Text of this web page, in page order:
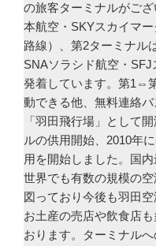
の旅客ターミナルがご
本航空・SKYスカイマ
路線）、第2ターミナル
SNAソラシド航空・
発着しています。第1⇔
動できる他、無料連絡
「羽田飛行場」として
ルの供用開始、2010年
用を開始しました。国
世界でも有数の規模の
図っており今後も羽田
お土産の売店や飲食店
おります。ターミナル